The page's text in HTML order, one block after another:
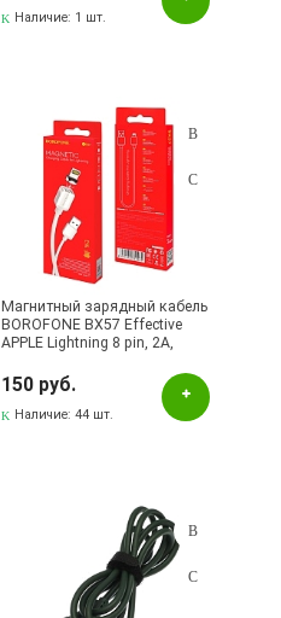
Наличие: 1 шт.
Магнитный зарядный кабель
BOROFONE BX57 Effective
APPLE Lightning 8 pin, 2A,
Все по 150
150 руб.
Наличие:44 шт.